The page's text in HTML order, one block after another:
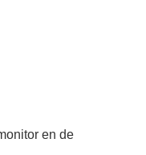
en de